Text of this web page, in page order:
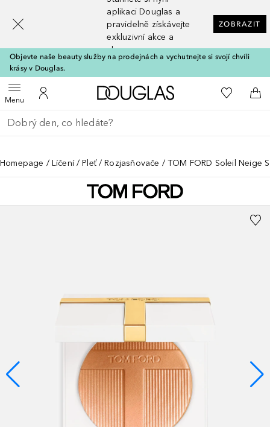
aplikaci Douglas a
pravidelně získávejte
exkluzivní akce a
slevy
ZOBRAZIT
Objevte naše beauty služby na prodejnách a vychutnejte si svojí chvíli
krásy v Douglas.
MenuOtevřít menuK mému účtu
Domů K mému
Do
Vraťte se
Proveďte vyhledávání
Homepage Líčení Pleť Rozjasňovače TOM FORD Soleil Neige
[navigation.slideout.screenreader]